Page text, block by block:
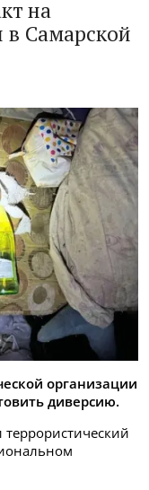
на
Самарской
организации
диверсию.